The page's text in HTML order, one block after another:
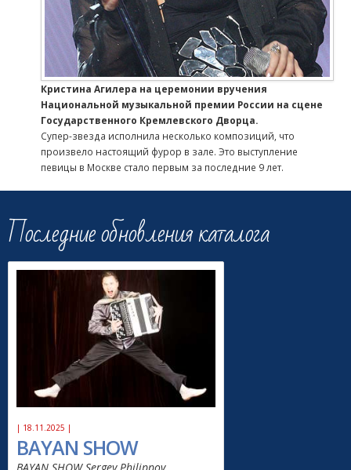
Кристина Агилера на церемонии вручения
Национальной музыкальной премии России на сцене
Государственного Кремлевского Дворца.
Супер-звезда исполнила несколько композиций, что
произвело настоящий фурор в зале. Это выступление
певицы в Москве стало первым за последние 9 лет.
Последние обновления каталога
| 18.11.2025 |
BAYAN SHOW